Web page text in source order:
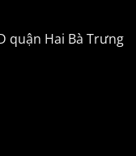
quận Hai Bà Trưng